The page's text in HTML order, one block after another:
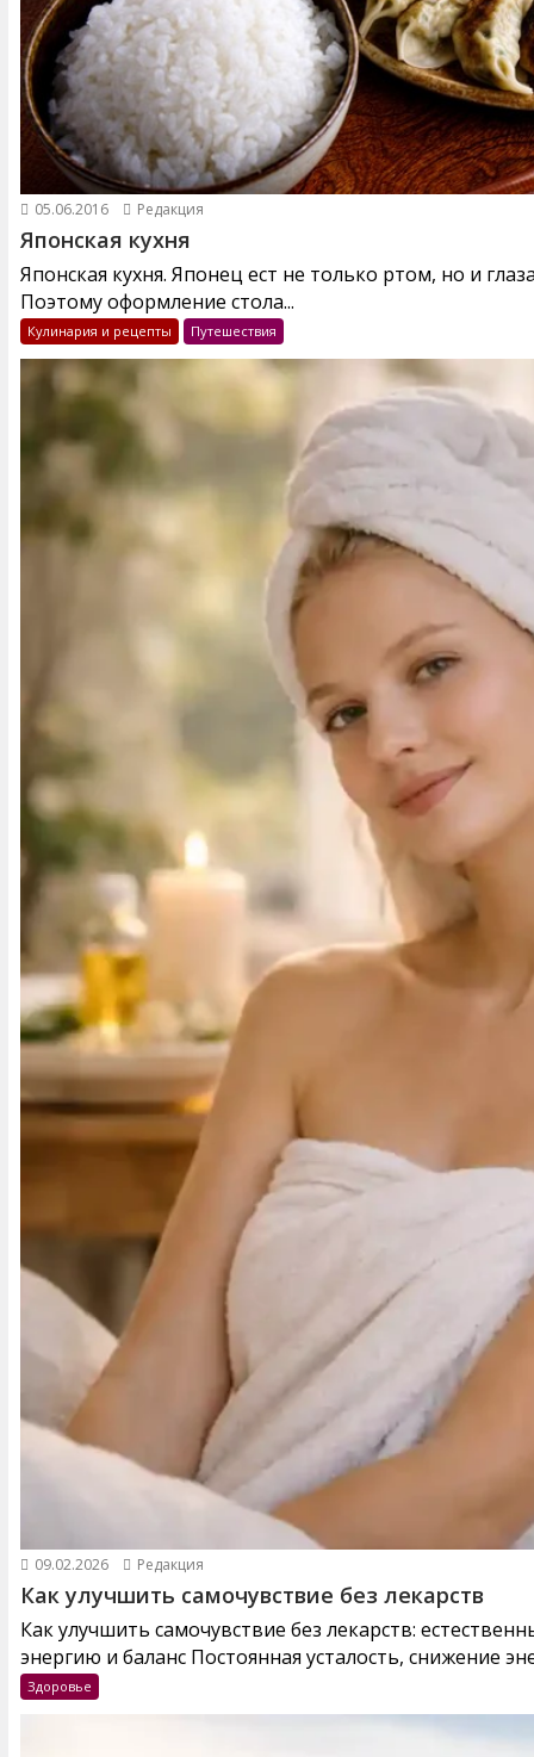
05.06.2016 Редакция
Японская кухня
Японская кухня. Японец ест не только ртом, но и
Поэтому оформление стола...
Кулинария и рецепты Путешествия
09.02.2026 Редакция
Как улучшить самочувствие без лекарств
Как улучшить самочувствие без лекарств:
энергию и баланс Постоянная усталость, снижение
Здоровье